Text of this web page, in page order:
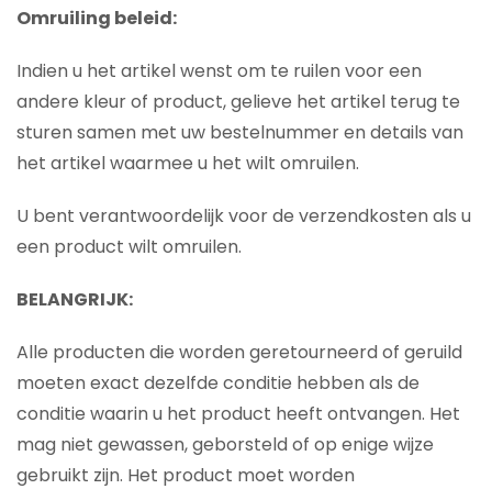
Omruiling beleid:
Indien u het artikel wenst om te ruilen voor een
andere kleur of product, gelieve het artikel terug te
sturen samen met uw bestelnummer en details van
het artikel waarmee u het wilt omruilen.
U bent verantwoordelijk voor de verzendkosten als u
een product wilt omruilen.
BELANGRIJK:
Alle producten die worden geretourneerd of geruild
moeten exact dezelfde conditie hebben als de
conditie waarin u het product heeft ontvangen. Het
mag niet gewassen, geborsteld of op enige wijze
gebruikt zijn. Het product moet worden